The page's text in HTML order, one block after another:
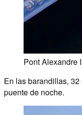
Pont Alexandre
En las barandillas,
puente de noche.